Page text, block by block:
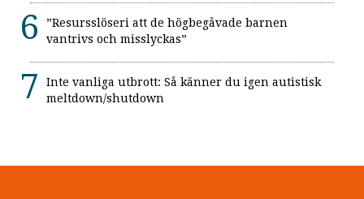
”Resursslöseri att de högbegåvade barnen
vantrivs och misslyckas”
Inte vanliga utbrott: Så känner du igen autistisk
meltdown/shutdown